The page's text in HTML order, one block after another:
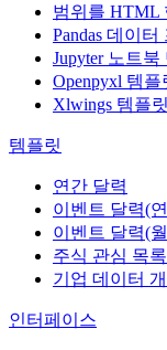
범위를 HTML
Pandas 데이터
Jupyter 노트북
Openpyxl 템플
Xlwings 템플
템플릿
연간 달력
이벤트 달력(
이벤트 달력(
주식 관심 목록
기업 데이터
인터페이스